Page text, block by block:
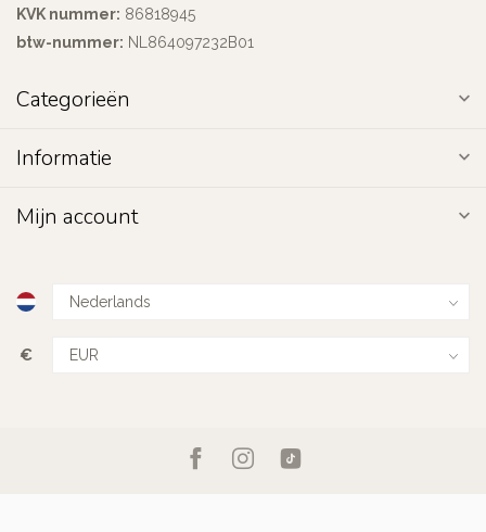
KVK nummer: 86818945
btw-nummer: NL864097232B01
Categorieën
Informatie
Mijn account
€